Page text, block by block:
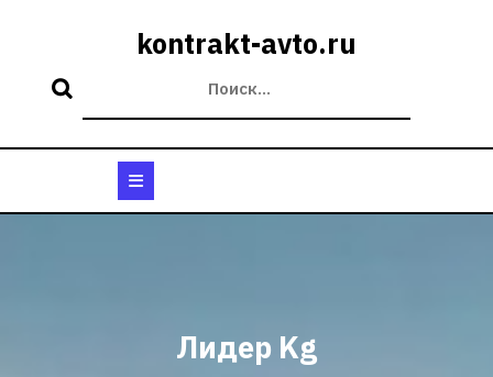
kontrakt-avto.ru
Лидер Kg